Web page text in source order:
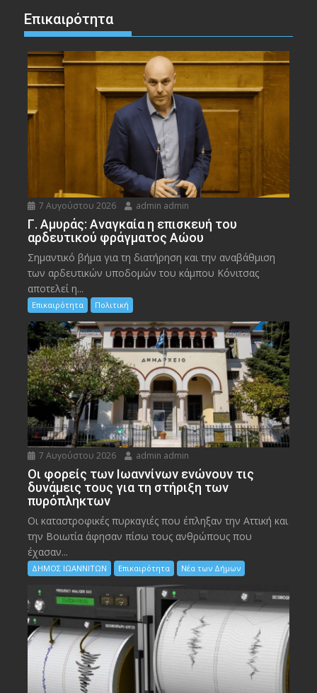
Επικαιρότητα
7 Αυγούστου 2026 admin admin
Γ. Αμυράς: Αναγκαία η επισκευή του
αρδευτικού φράγματος Αώου
Σημαντικό βήμα για τη διατήρηση και την αναβάθμιση
των αρδευτικών υποδομών του κάμπου Κόνιτσας
αποτελεί η...
Επικαιρότητα Πολιτική
7 Αυγούστου 2026 admin admin
Οι φορείς των Ιωαννίνων ενώνουν τις
δυνάμεις τους για τη στήριξη των
πυρόπληκτων
Οι καταστροφικές πυρκαγιές που έπληξαν την Αττική και
την Bοιωτία άφησαν πίσω τους ανθρώπους που
έχασαν...
ΔΗΜΟΣ ΙΩΑΝΝΙΤΩΝ Επικαιρότητα Νέα των Δήμων